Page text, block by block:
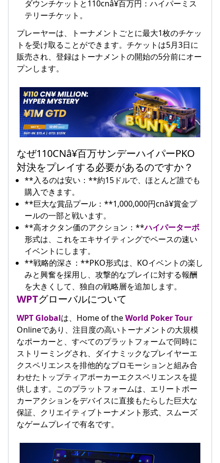
ダウンチケットと110cnâ¥百万円：ハイパーミス
テリーチケット。
プレーヤーは、トーナメントごとに最大1枚のチケッ
トを受け取ることができます。チケットは5月3日に
販売され、登録はトーナメントの開始の5分前にオー
プンします。
なぜ110CNâ¥百万サンデーハイパーPKO
対決をプレイする必要があるのですか？
**入るのは安い：**約15ドルで、ほとんど誰でも
購入できます。
**巨大な賞品プール：**1,000,000円cnâ¥賞金プ
ールの一部と戦います。
**高オクタン価のアクション：**ハイパーターボ
形式は、これをエキサイティングでペースの速い
イベントにします。
**戦略的深さ：**PKO形式は、KOイベントの楽し
みと興奮を採用し、攻撃的なプレイに対する報酬
を大きくして、独自の戦略層を追加します。
WPTグローバルについて
WPT Globalは、Home of theWorld Poker Tour
Onlineであり、注目度の高いトーナメントの大規模
なポーカーと、すべてのプラットフォームで同時に
ストリーミングされ、ダイナミックなプレイヤーエ
クスペリエンスを排他的なプロモーションと組み合
わせたトップティアポーカーエクスペリエンスを提
供します。このプラットフォームは、エリートポー
カーアクションをデバイスに直接もたらした巨大な
保証、クリエイティブトーナメント形式、スムーズ
なゲームプレイで有名です。